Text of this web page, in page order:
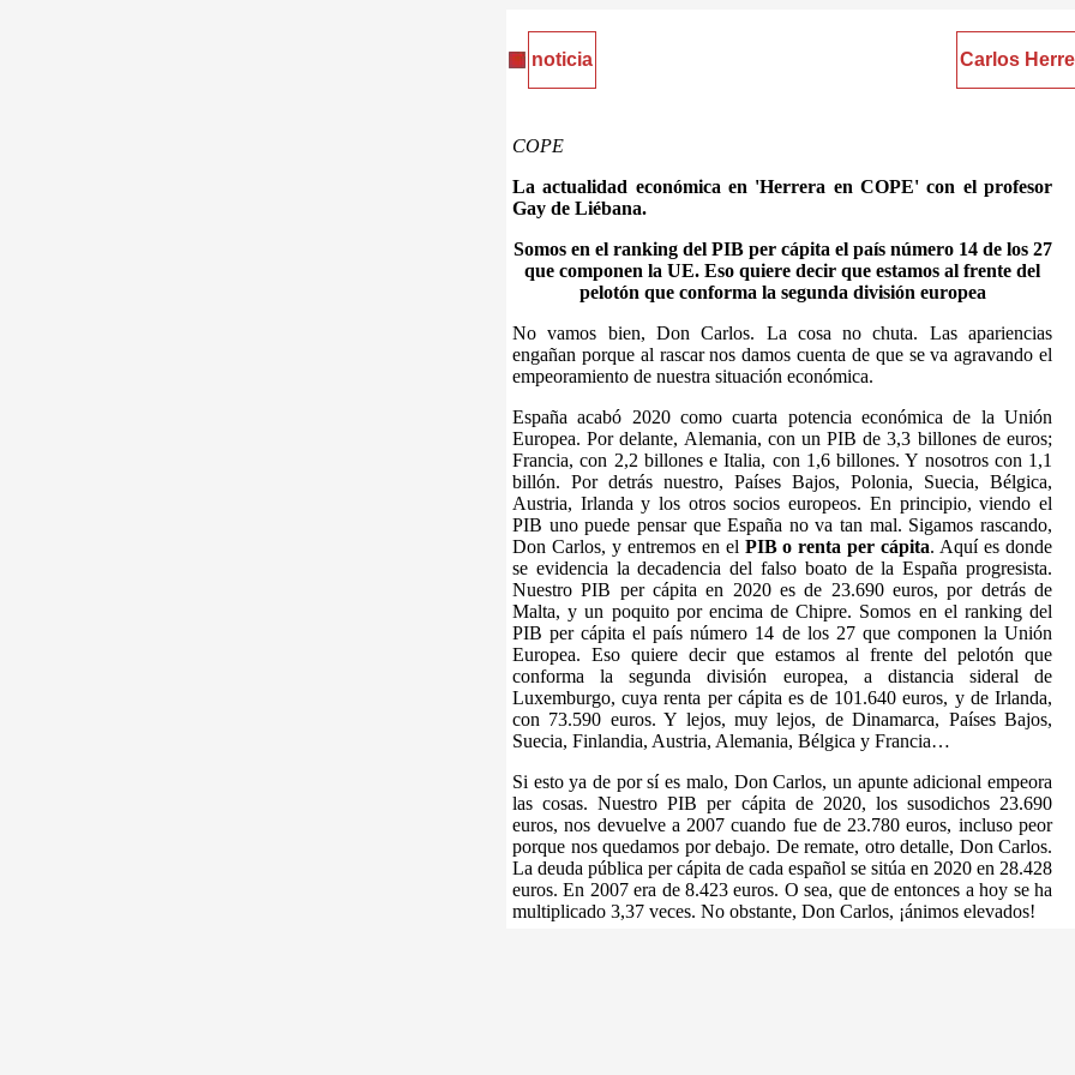
noticia Carlos
COPE
La actualidad económica en 'Herrera en COPE' con el profesor
Gay de Liébana.
Somos en el ranking del PIB per cápita el país número 14 de los 27
que componen la UE. Eso quiere decir que estamos al frente del
pelotón que conforma la segunda división europea
No vamos bien, Don Carlos. La cosa no chuta. Las apariencias
engañan porque al rascar nos damos cuenta de que se va agravando el
empeoramiento de nuestra situación económica.
España acabó 2020 como cuarta potencia económica de la Unión
Europea. Por delante, Alemania, con un PIB de 3,3 billones de euros;
Francia, con 2,2 billones e Italia, con 1,6 billones. Y nosotros con 1,1
billón. Por detrás nuestro, Países Bajos, Polonia, Suecia, Bélgica,
Austria, Irlanda y los otros socios europeos. En principio, viendo el
PIB uno puede pensar que España no va tan mal. Sigamos rascando,
Don Carlos, y entremos en el PIB o renta per cápita. Aquí es donde
se evidencia la decadencia del falso boato de la España progresista.
Nuestro PIB per cápita en 2020 es de 23.690 euros, por detrás de
Malta, y un poquito por encima de Chipre. Somos en el ranking del
PIB per cápita el país número 14 de los 27 que componen la Unión
Europea. Eso quiere decir que estamos al frente del pelotón que
conforma la segunda división europea, a distancia sideral de
Luxemburgo, cuya renta per cápita es de 101.640 euros, y de Irlanda,
con 73.590 euros. Y lejos, muy lejos, de Dinamarca, Países Bajos,
Suecia, Finlandia, Austria, Alemania, Bélgica y Francia…
Si esto ya de por sí es malo, Don Carlos, un apunte adicional empeora
las cosas. Nuestro PIB per cápita de 2020, los susodichos 23.690
euros, nos devuelve a 2007 cuando fue de 23.780 euros, incluso peor
porque nos quedamos por debajo. De remate, otro detalle, Don Carlos.
La deuda pública per cápita de cada español se sitúa en 2020 en 28.428
euros. En 2007 era de 8.423 euros. O sea, que de entonces a hoy se ha
multiplicado 3,37 veces. No obstante, Don Carlos, ¡ánimos elevados!